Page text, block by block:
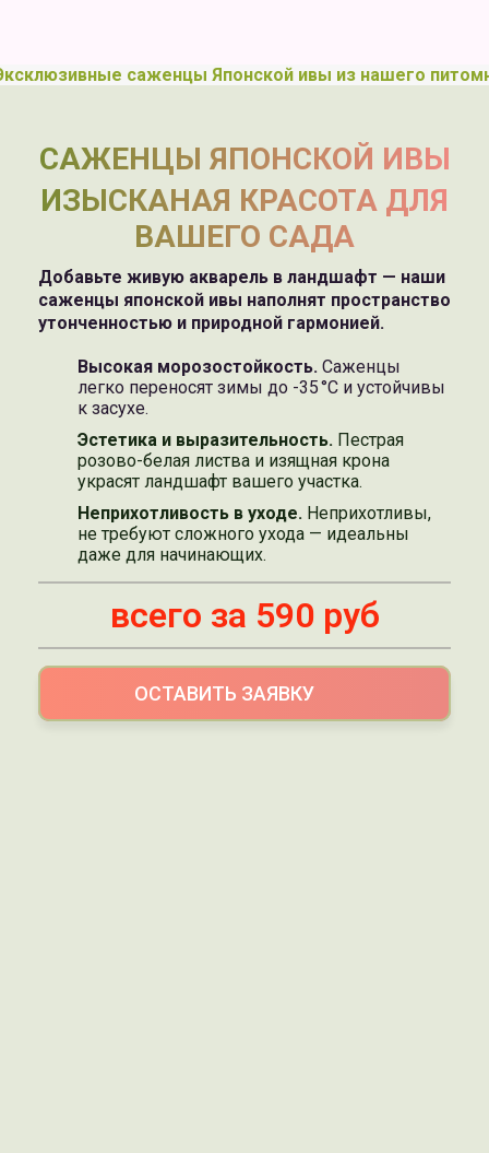
САЖЕНЦЫ ЯПОНСКОЙ ИВЫ
ИЗЫСКАНАЯ КРАСОТА ДЛЯ
ВАШЕГО САДА
Добавьте живую акварель в ландшафт — наши
саженцы японской ивы наполнят пространство
утонченностью и природной гармонией.
Высокая морозостойкость. Саженцы
легко переносят зимы до -35 °C и устойчивы
к засухе.
Эстетика и выразительность. Пестрая
розово-белая листва и изящная крона
украсят ландшафт вашего участка.
Неприхотливость в уходе. Неприхотливы,
не требуют сложного ухода — идеальны
даже для начинающих.
всего за 590 руб
ОСТАВИТЬ ЗАЯВКУ
саженцы Японской ивы из нашего